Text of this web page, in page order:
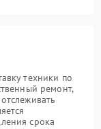
техники по
ремонт,
срока